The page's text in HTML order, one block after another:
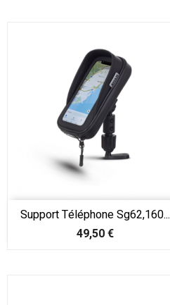
Support Téléphone Sg62,160...
Prix
49,50 €